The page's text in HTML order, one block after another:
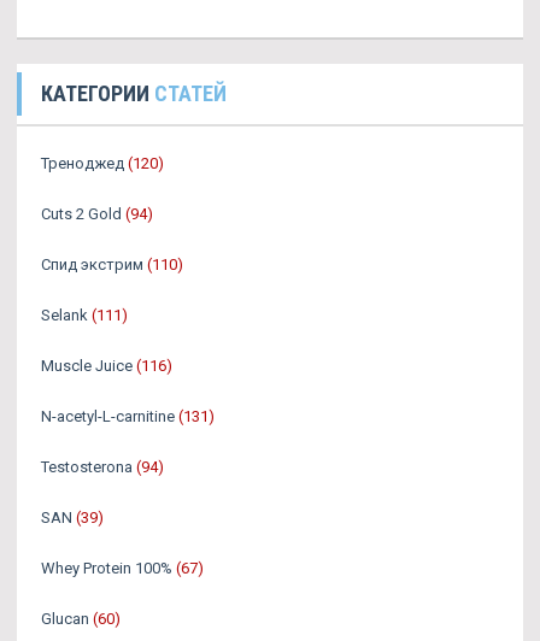
КАТЕГОРИИ СТАТЕЙ
Треноджед (120)
Cuts 2 Gold (94)
Спид экстрим (110)
Selank (111)
Muscle Juice (116)
N-acetyl-L-carnitine (131)
Testosterona (94)
SAN (39)
Whey Protein 100% (67)
Glucan (60)